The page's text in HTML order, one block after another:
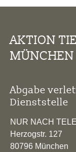
AKTION
MÜNCHEN
Abgabe
Dienststelle
NUR NACH
Herzogstr. 127
80796 München